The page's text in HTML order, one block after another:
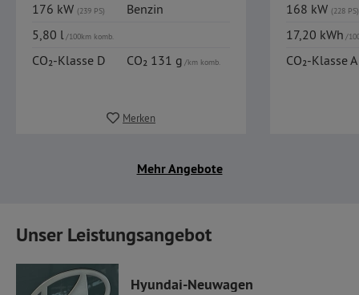
176 kW (239 PS)
Benzin
5,80 l/100km komb.
CO₂-Klasse D CO₂ 131 g/km komb.
Merken
168 kW (228 PS)
17,20 kWh/
CO₂-Klasse A
Mehr Angebote
Unser Leistungsangebot
Hyundai-Neuwagen